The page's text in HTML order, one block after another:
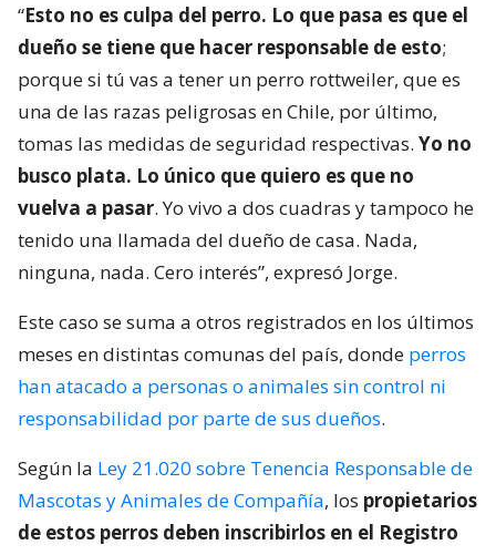
“Esto no es culpa del perro. Lo que pasa es que el
dueño se tiene que hacer responsable de esto;
porque si tú vas a tener un perro rottweiler, que es
una de las razas peligrosas en Chile, por último,
tomas las medidas de seguridad respectivas. Yo no
busco plata. Lo único que quiero es que no
vuelva a pasar. Yo vivo a dos cuadras y tampoco he
tenido una llamada del dueño de casa. Nada,
ninguna, nada. Cero interés”, expresó Jorge.
Este caso se suma a otros registrados en los últimos
meses en distintas comunas del país, donde perros
han atacado a personas o animales sin control ni
responsabilidad por parte de sus dueños.
Según la Ley 21.020 sobre Tenencia Responsable de
Mascotas y Animales de Compañía, los propietarios
de estos perros deben inscribirlos en el Registro